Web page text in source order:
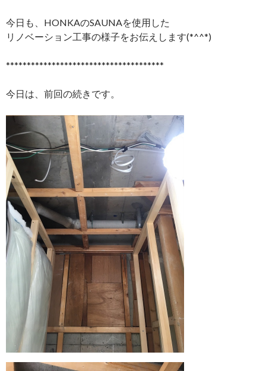
今日も、HONKAのSAUNAを使用した
リノベーション工事の様子をお伝えします(*^^*)
**************************************
今日は、前回の続きです。